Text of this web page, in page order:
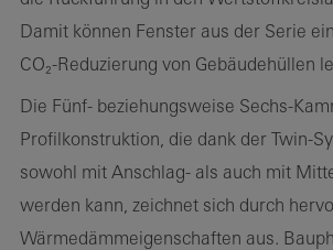
Damit können Fenster aus der Serie
CO₂-Reduzierung von Gebäudehüllen
Die Fünf- beziehungsweise Sechs-
Profilkonstruktion, die dank der Twin-
sowohl mit Anschlag- als auch mit
werden kann, zeichnet sich durch
Wärmedämmeigenschaften aus.